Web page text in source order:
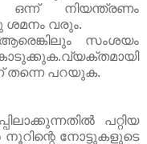
നിയന്ത്രണം
ശമനം വരും.
ആരെങ്കിലും സംശയം
തന്നെ പറയുക.
പറ്റിയ
നൂറിന്റെ നോട്ടുകളുടെ